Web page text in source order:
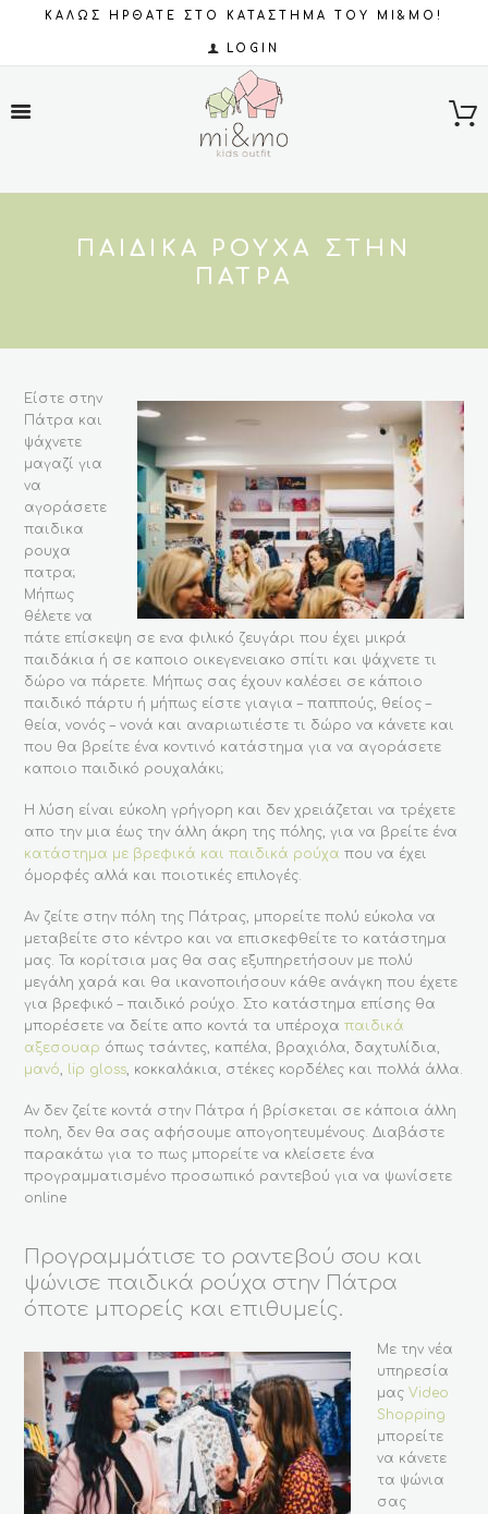
ΚΑΛΩΣ ΗΡΘΑΤΕ ΣΤΟ ΚΑΤΑΣΤΗΜΑ ΤΟΥ MI&MO!
LOGIN
ΠΑΙΔΙΚΆ ΡΟΎΧΑ ΣΤΗΝ
ΠΆΤΡΑ
Είστε στην
Πάτρα και
ψάχνετε
μαγαζί για
να
αγοράσετε
παιδικα
ρουχα
πατρα;
Μήπως
θέλετε να
πάτε επίσκεψη σε ενα φιλικό ζευγάρι που έχει μικρά
παιδάκια ή σε καποιο οικεγενειακο σπίτι και ψάχνετε τι
δώρο να πάρετε. Μήπως σας έχουν καλέσει σε κάποιο
παιδικό πάρτυ ή μήπως είστε γιαγια – παππούς, θείος –
θεία, νονός – νονά και αναριωτιέστε τι δώρο να κάνετε και
που θα βρείτε ένα κοντινό κατάστημα για να αγοράσετε
καποιο παιδικό ρουχαλάκι;
Η λύση είναι εύκολη γρήγορη και δεν χρειάζεται να τρέχετε
απο την μια έως την άλλη άκρη της πόλης, για να βρείτε ένα
κατάστημα με βρεφικά και παιδικά ρούχα που να έχει
όμορφές αλλά και ποιοτικές επιλογές.
Αν ζείτε στην πόλη της Πάτρας, μπορείτε πολύ εύκολα να
μεταβείτε στο κέντρο και να επισκεφθείτε το κατάστημα
μας. Τα κορίτσια μας θα σας εξυπηρετήσουν με πολύ
μεγάλη χαρά και θα ικανοποιήσουν κάθε ανάγκη που έχετε
για βρεφικό – παιδικό ρούχο. Στο κατάστημα επίσης θα
μπορέσετε να δείτε απο κοντά τα υπέροχαπαιδικά
αξεσουαρ όπως τσάντες, καπέλα, βραχιόλα, δαχτυλίδια,
μανό
lip gloss , κοκκαλάκια, στέκες κορδέλες και πολλά άλλα.
Αν δεν ζείτε κοντά στην Πάτρα ή βρίσκεται σε κάποια άλλη
πολη, δεν θα σας αφήσουμε απογοητευμένους. Διαβάστε
παρακάτω για το πως μπορείτε να κλείσετε ένα
προγραμματισμένο προσωπικό ραντεβού για να ψωνίσετε
online
Προγραμμάτισε το ραντεβού σου και
ψώνισε παιδικά ρούχα στην Πάτρα
όποτε μπορείς και επιθυμείς.
Με την νέα
υπηρεσία
μαςVideo
Shopping
μπορείτε
να κάνετε
τα ψώνια
σας